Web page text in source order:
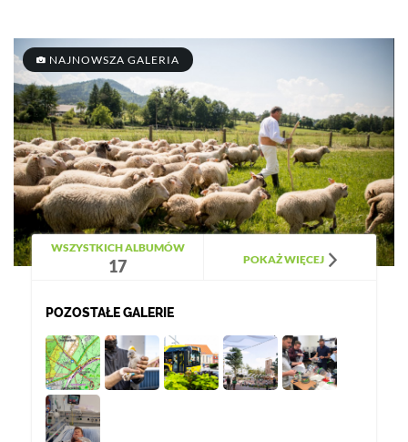
NAJNOWSZA GALERIA
WSZYSTKICH ALBUMÓW
17 POKAŻ WIĘCEJ
POZOSTAŁE GALERIE